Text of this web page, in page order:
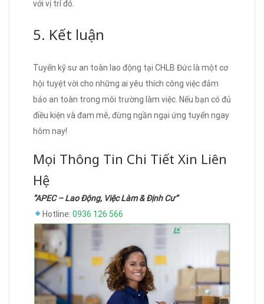
với vị trí đó.
5. Kết luận
Tuyển kỹ sư an toàn lao động tại CHLB Đức là một cơ
hội tuyệt vời cho những ai yêu thích công việc đảm
bảo an toàn trong môi trường làm việc. Nếu bạn có đủ
điều kiện và đam mê, đừng ngần ngại ứng tuyển ngay
hôm nay!
Mọi Thông Tin Chi Tiết Xin Liên
Hệ
“APEC – Lao Động, Việc Làm & Định Cư”
Hotline: 0936 126 566